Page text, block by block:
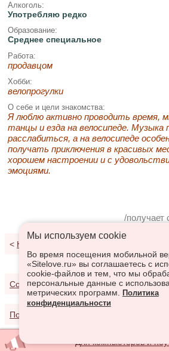
Алкоголь:
Употребляю редко
Образование:
Среднее специальное
Работа:
продавцом
Хобби:
велопрогулки
О себе и цели знакомства:
Я люблю активно проводить время,
танцы и езда на велосипеде. Музыка
расслабиться, а на велосипеде
получать приключения в красивых
хорошем настроении и с
эмоциями.
/получает
< К результатам поиска
Соглашение о предоставлении услуг
Политика конфиденциальности
Мы используем сookie
Во время посещения мобильной
«Sitelove.ru» вы соглашаетесь с
cookie-файлов и тем, что мы
персональные данные с
метрических программ.
Политика
конфиденциальности
Для компьютеров и